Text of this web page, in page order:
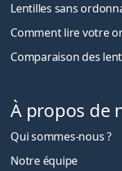
Lentilles sans
Comment lire votre
Comparaison des
À propos de
Qui sommes-nous ?
Notre équipe